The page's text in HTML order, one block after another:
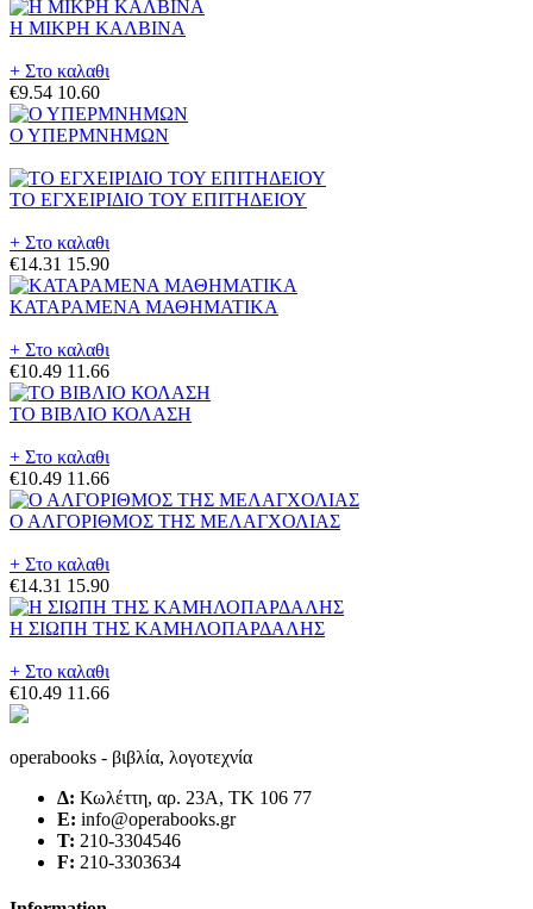
Η ΜΙΚΡΗ ΚΑΛΒΙΝΑ
+ Στο καλαθι
€9.54 10.60
Ο ΥΠΕΡΜΝΗΜΩΝ
ΤΟ ΕΓΧΕΙΡΙΔΙΟ ΤΟΥ ΕΠΙΤΗΔΕΙΟΥ
+ Στο καλαθι
€14.31 15.90
ΚΑΤΑΡΑΜΕΝΑ ΜΑΘΗΜΑΤΙΚΑ
+ Στο καλαθι
€10.49 11.66
ΤΟ ΒΙΒΛΙΟ ΚΟΛΑΣΗ
+ Στο καλαθι
€10.49 11.66
Ο ΑΛΓΟΡΙΘΜΟΣ ΤΗΣ ΜΕΛΑΓΧΟΛΙΑΣ
+ Στο καλαθι
€14.31 15.90
Η ΣΙΩΠΗ ΤΗΣ ΚΑΜΗΛΟΠΑΡΔΑΛΗΣ
+ Στο καλαθι
€10.49 11.66
operabooks - βιβλία, λογοτεχνία
Δ: Κωλέττη, αρ. 23Α, ΤΚ 106 77
E: info@operabooks.gr
Τ: 210-3304546
F: 210-3303634